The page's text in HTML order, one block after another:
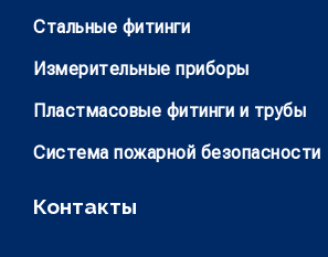
Стальные фитинги
Измерительные приборы
Пластмасовые фитинги и трубы
Система пожарной безопасности
Контакты